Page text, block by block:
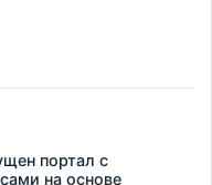
портал с
на основе